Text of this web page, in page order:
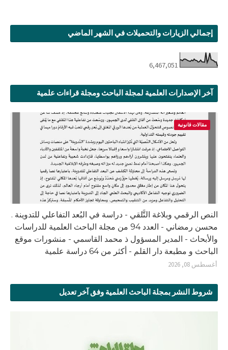
إجمالي الزيارات والتحميلات في الشهر الماضي
6,467,051
آخر الإصدارات العلمية لمجلة الباحث ومجلة قراءات علمية
مقالات قانونية
النص الرقمي وبلاغة التَّلقي - دراسة في البُعد التفاعلي للتدوينة .
محسن رمضاني - العدد 94 من مجلة الباحث العلمية للدراسات
والأبحاث - المدير المسؤول ذ محمد القاسمي - منشورات موقع
الباحث و مطبعة دار القلم - أكثر من 64 دراسة علمية
أغسطس 08, 2026
شروط النشر بمجلة الباحث العلمية وفق آخر تعديل